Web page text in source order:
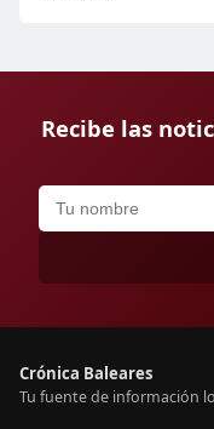
Recibe las
Crónica Baleares
Tu fuente de información